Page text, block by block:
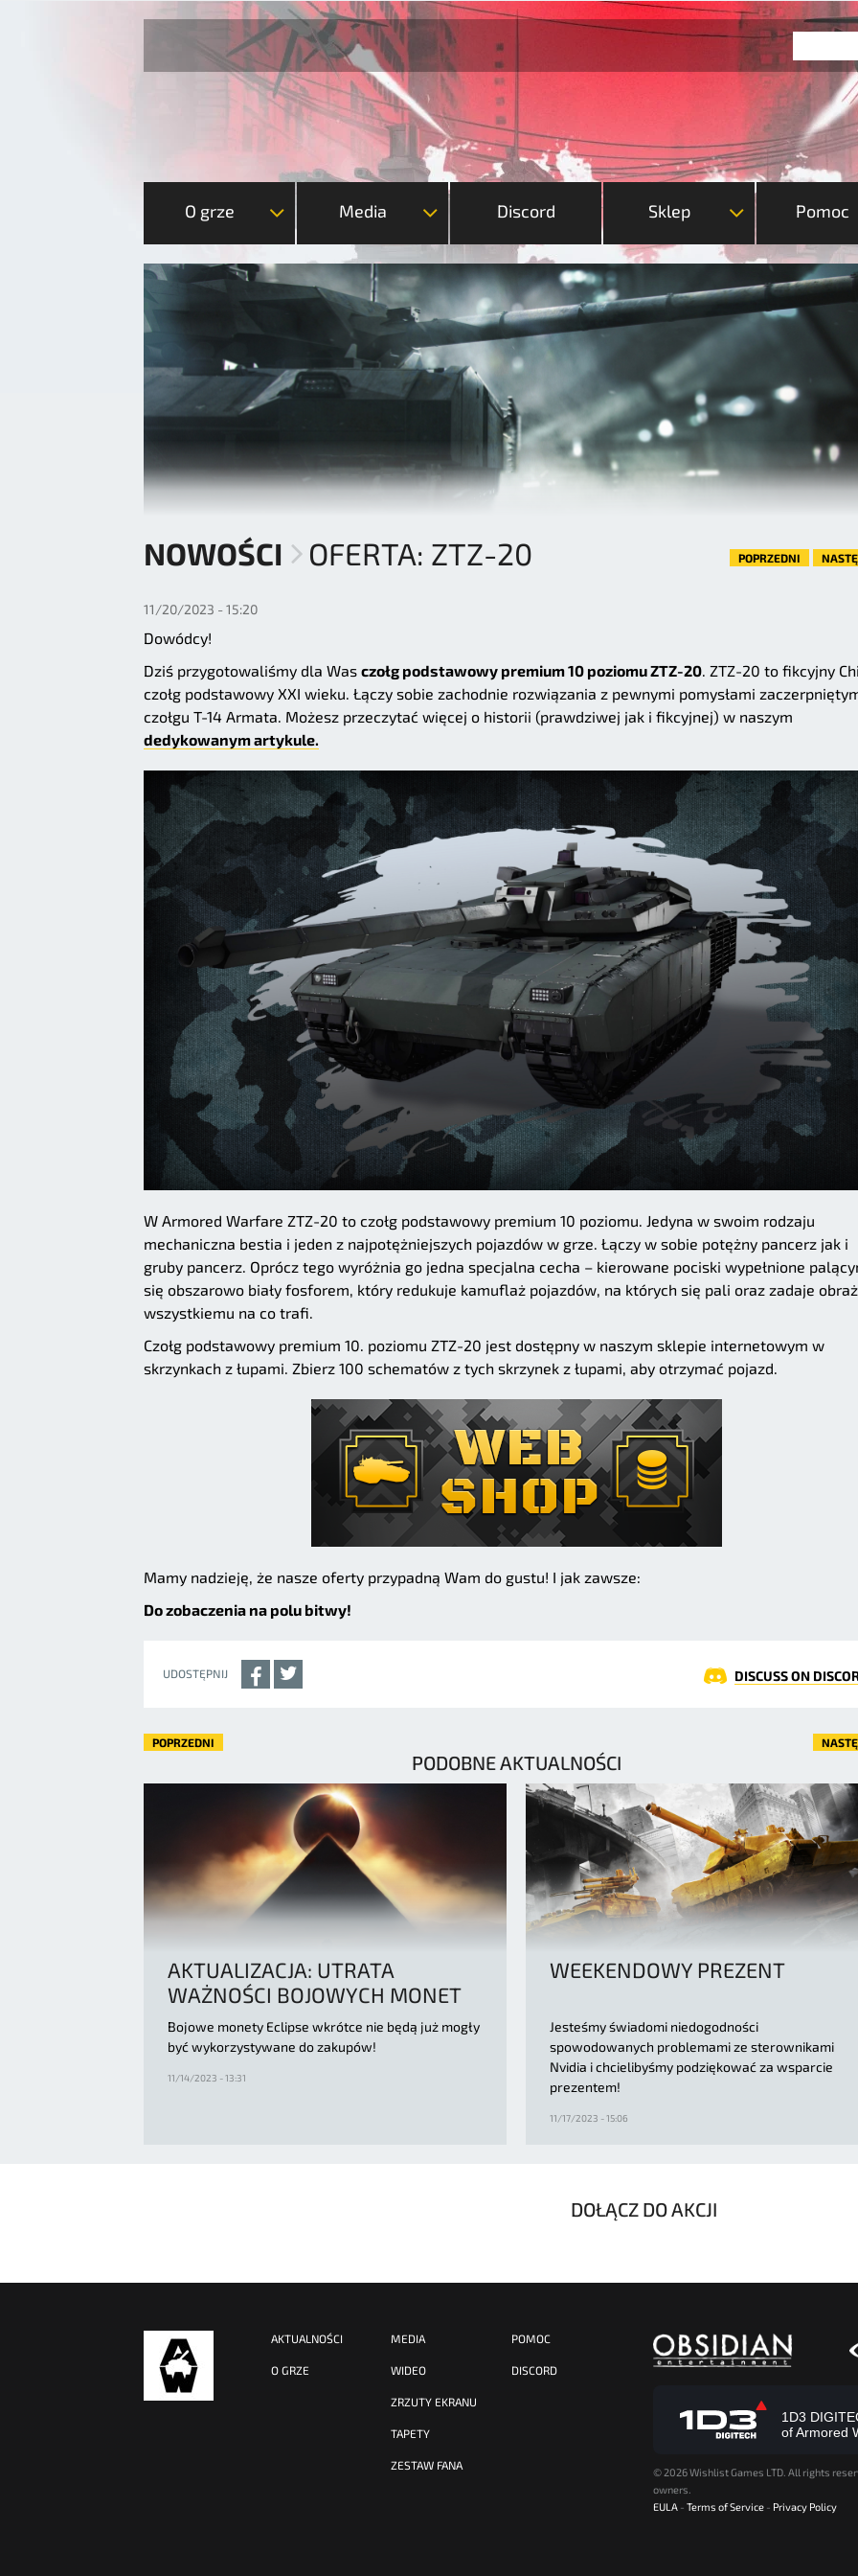
O grze Media Discord Sklep Pomoc
NOWOŚCI OFERTA: ZTZ-20 POPRZEDNI
11/20/2023 - 15:20
Dowódcy!
Dziś przygotowaliśmy dla Was czołg podstawowy premium 10 poziomu ZTZ-20. ZTZ-20 to fikcyjny
czołg podstawowy XXI wieku. Łączy sobie zachodnie rozwiązania z pewnymi pomysłami
czołgu T-14 Armata. Możesz przeczytać więcej o historii (prawdziwej jak i fikcyjnej) w naszym
dedykowanym artykule.
W Armored Warfare ZTZ-20 to czołg podstawowy premium 10 poziomu. Jedyna w swoim rodzaju
mechaniczna bestia i jeden z najpotężniejszych pojazdów w grze. Łączy w sobie potężny pancerz jak i
gruby pancerz. Oprócz tego wyróżnia go jedna specjalna cecha – kierowane pociski wypełnione
się obszarowo biały fosforem, który redukuje kamuflaż pojazdów, na których się pali oraz zadaje
wszystkiemu na co trafi.
Czołg podstawowy premium 10. poziomu ZTZ-20 jest dostępny w naszym sklepie internetowym w
skrzynkach z łupami. Zbierz 100 schematów z tych skrzynek z łupami, aby otrzymać pojazd.
Mamy nadzieję, że nasze oferty przypadną Wam do gustu! I jak zawsze:
Do zobaczenia na polu bitwy!
UDOSTĘPNIJ DISCUSS ON
POPRZEDNI
PODOBNE AKTUALNOŚCI
AKTUALIZACJA: UTRATA
WAŻNOŚCI BOJOWYCH MONET
Bojowe monety Eclipse wkrótce nie będą już mogły
być wykorzystywane do zakupów!
11/14/2023 - 13:31
WEEKENDOWY PREZENT
Jesteśmy świadomi niedogodności
spowodowanych problemami ze sterownikami
Nvidia i chcielibyśmy podziękować za wsparcie
prezentem!
11/17/2023 - 15:06
DOŁĄCZ DO AKCJI
AKTUALNOŚCI
O GRZE
MEDIA
WIDEO
ZRZUTY EKRANU
TAPETY
ZESTAW FANA
POMOC
DISCORD
1D3
of Armored
© 2026 Wishlist Games LTD. All rights
owners.
EULA - Terms of Service - Privacy Policy